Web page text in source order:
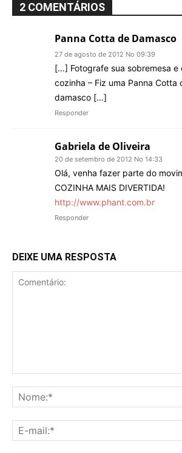
2 COMENTÁRIOS
Panna Cotta de Damasco
27 de agosto de 2012 No 09:39
[…] Fotografe sua sobremesa e
cozinha – Fiz uma Panna Cotta
damasco […]
Responder
Gabriela de Oliveira
20 de setembro de 2012 No 14:33
Olá, venha fazer parte do
COZINHA MAIS DIVERTIDA!
http://www.phant.com.br
Responder
DEIXE UMA RESPOSTA